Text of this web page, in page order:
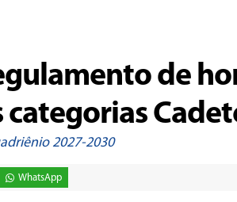
de
2027-2030
WhatsApp